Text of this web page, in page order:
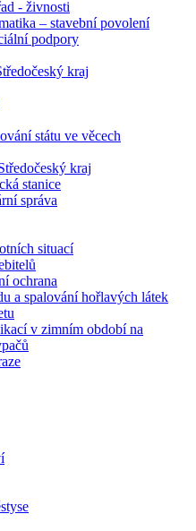
- živnosti
– stavební povolení
podpory
kraj
státu ve věcech
kraj
stanice
správa
situací
ochrana
a spalování hořlavých látek
v zimním období na